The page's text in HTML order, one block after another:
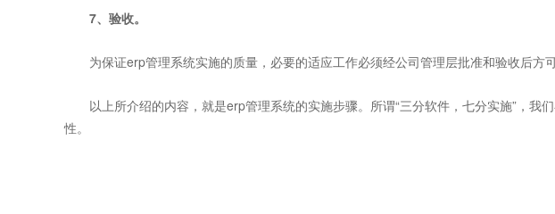
7、验收。
为保证erp管理系统实施的质量，必要的适应工作必须经公司管理层批准和验收后方可
以上所介绍的内容，就是erp管理系统的实施步骤。所谓“三分软件，七分实施”，我
性。